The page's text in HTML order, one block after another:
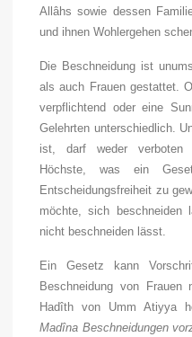
Allâhs sowie dessen
und ihnen Wohlergehen
Die Beschneidung ist
als auch Frauen gestattet.
verpflichtend oder eine
Gelehrten unterschiedlich.
ist, darf weder verboten
Höchste, was ein
Entscheidungsfreiheit zu
möchte, sich
nicht beschneiden lässt.
Ein Gesetz kann
Beschneidung von Frauen
Hadîth von Umm Atiyya
Madîna Beschneidungen